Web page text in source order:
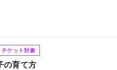
チケット対象
の育て方